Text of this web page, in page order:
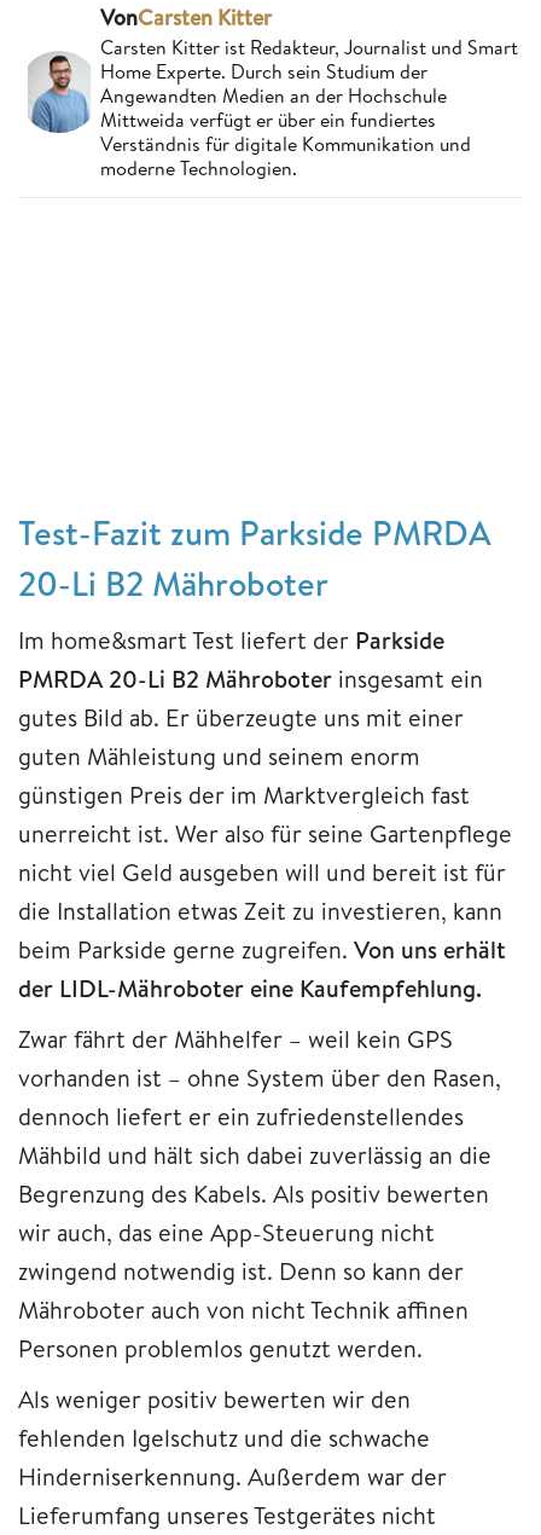
VonCarsten Kitter
Carsten Kitter ist Redakteur, Journalist und Smart
Home Experte. Durch sein Studium der
Angewandten Medien an der Hochschule
Mittweida verfügt er über ein fundiertes
Verständnis für digitale Kommunikation und
moderne Technologien.
Test-Fazit zum Parkside PMRDA
20-Li B2 Mähroboter
Im home&smart Test liefert der Parkside
PMRDA 20-Li B2 Mähroboter insgesamt ein
gutes Bild ab. Er überzeugte uns mit einer
guten Mähleistung und seinem enorm
günstigen Preis der im Marktvergleich fast
unerreicht ist. Wer also für seine Gartenpflege
nicht viel Geld ausgeben will und bereit ist für
die Installation etwas Zeit zu investieren, kann
beim Parkside gerne zugreifen. Von uns erhält
der LIDL-Mähroboter eine Kaufempfehlung.
Zwar fährt der Mähhelfer – weil kein GPS
vorhanden ist – ohne System über den Rasen,
dennoch liefert er ein zufriedenstellendes
Mähbild und hält sich dabei zuverlässig an die
Begrenzung des Kabels. Als positiv bewerten
wir auch, das eine App-Steuerung nicht
zwingend notwendig ist. Denn so kann der
Mähroboter auch von nicht Technik affinen
Personen problemlos genutzt werden.
Als weniger positiv bewerten wir den
fehlenden Igelschutz und die schwache
Hinderniserkennung. Außerdem war der
Lieferumfang unseres Testgerätes nicht